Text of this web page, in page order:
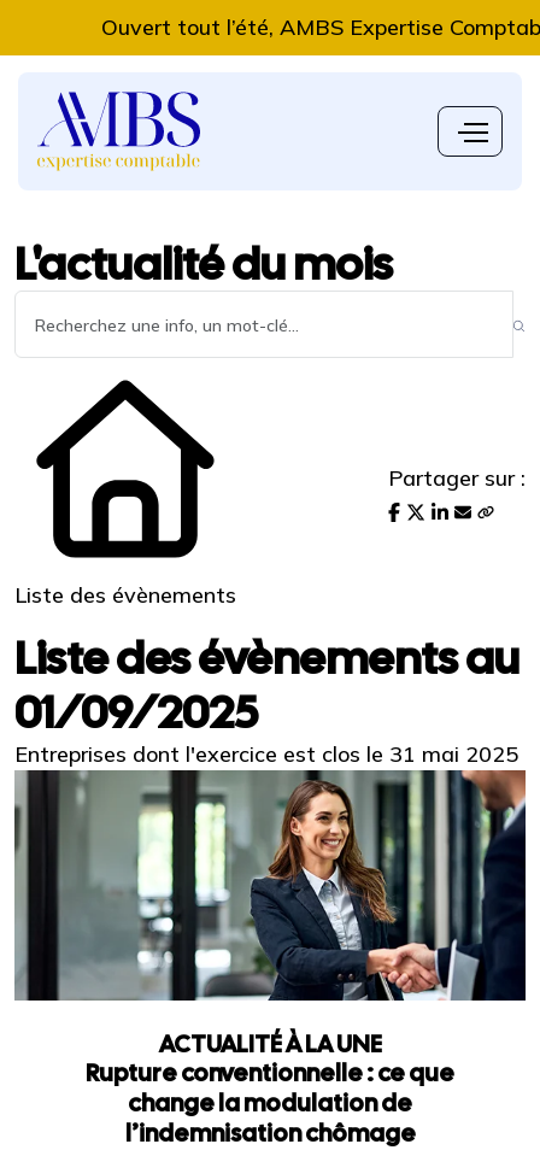
Ouvert tout l’été, AMBS Expertise Comptable
L'actualité du mois
Liste des évènements
Partager sur :
Liste des évènements au
01/09/2025
Entreprises dont l'exercice est clos le 31 mai 2025
ACTUALITÉ À LA UNE
Rupture conventionnelle : ce que
change la modulation de
l’indemnisation chômage